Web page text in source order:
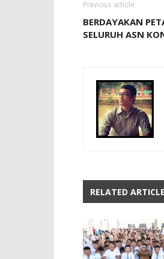
Previous article
BERDAYAKAN
SELURUH ASN
RELATED